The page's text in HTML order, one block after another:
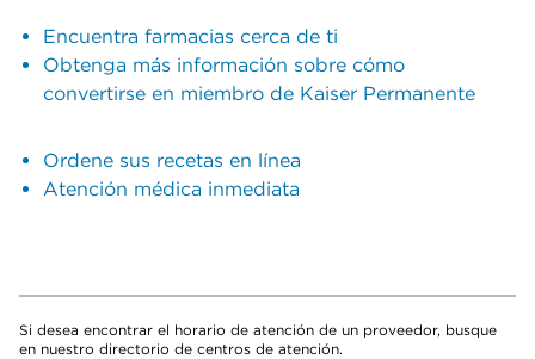
Encuentra farmacias cerca de ti
Obtenga más información sobre cómo
convertirse en miembro de Kaiser Permanente
Ordene sus recetas en línea
Atención médica inmediata
Si desea encontrar el horario de atención de un proveedor, busque
en nuestro directorio de centros de atención.